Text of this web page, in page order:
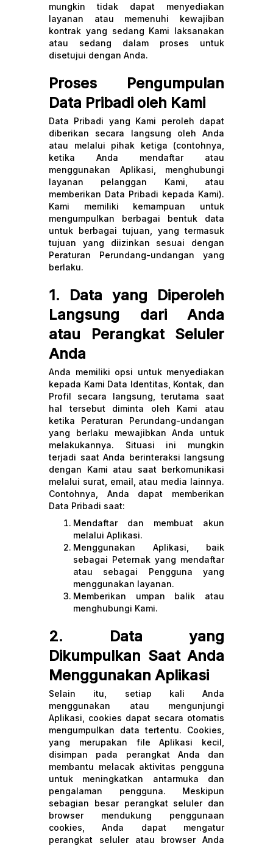
mungkin tidak dapat menyediakan
layanan atau memenuhi kewajiban
kontrak yang sedang Kami laksanakan
atau sedang dalam proses untuk
disetujui dengan Anda.
Proses Pengumpulan
Data Pribadi oleh Kami
Data Pribadi yang Kami peroleh dapat
diberikan secara langsung oleh Anda
atau melalui pihak ketiga (contohnya,
ketika Anda mendaftar atau
menggunakan Aplikasi, menghubungi
layanan pelanggan Kami, atau
memberikan Data Pribadi kepada Kami).
Kami memiliki kemampuan untuk
mengumpulkan berbagai bentuk data
untuk berbagai tujuan, yang termasuk
tujuan yang diizinkan sesuai dengan
Peraturan Perundang-undangan yang
berlaku.
1. Data yang Diperoleh
Langsung dari Anda
atau Perangkat Seluler
Anda
Anda memiliki opsi untuk menyediakan
kepada Kami Data Identitas, Kontak, dan
Profil secara langsung, terutama saat
hal tersebut diminta oleh Kami atau
ketika Peraturan Perundang-undangan
yang berlaku mewajibkan Anda untuk
melakukannya. Situasi ini mungkin
terjadi saat Anda berinteraksi langsung
dengan Kami atau saat berkomunikasi
melalui surat, email, atau media lainnya.
Contohnya, Anda dapat memberikan
Data Pribadi saat:
Mendaftar dan membuat akun
melalui Aplikasi.
Menggunakan Aplikasi, baik
sebagai Peternak yang mendaftar
atau sebagai Pengguna yang
menggunakan layanan.
Memberikan umpan balik atau
menghubungi Kami.
2. Data yang
Dikumpulkan Saat Anda
Menggunakan Aplikasi
Selain itu, setiap kali Anda
menggunakan atau mengunjungi
Aplikasi, cookies dapat secara otomatis
mengumpulkan data tertentu. Cookies,
yang merupakan file Aplikasi kecil,
disimpan pada perangkat Anda dan
membantu melacak aktivitas pengguna
untuk meningkatkan antarmuka dan
pengalaman pengguna. Meskipun
sebagian besar perangkat seluler dan
browser mendukung penggunaan
cookies, Anda dapat mengatur
perangkat seluler atau browser Anda